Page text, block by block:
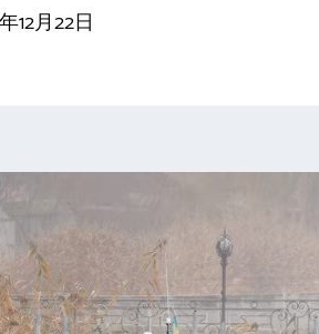
12月22日